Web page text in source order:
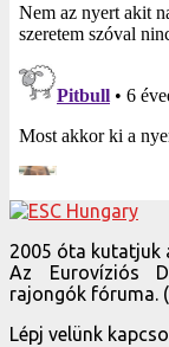
2005 óta kutatjuk
Az Eurovíziós
rajongók fóruma.
Lépj velünk